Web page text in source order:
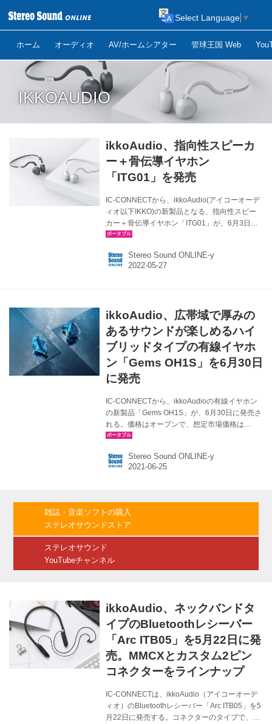
ホーム オーディオ AV/ホームシアター 管球王国 Web
Select Language ▼
IKKOAUDIO
ikkoAudio、指向性スピーカ
ー＋骨伝導イヤホン
「ITG01」を発売
IC-CONNECTから、ikkoAudio(アイコーオーデ
ィオ以下IKKO)の新製品となる、指向性スピー
カー＋骨伝導イヤホン「ITG01」が、6月3日に
発売される。価格はオープンで、想定市場価格
プンイヤーデザインのBluetoothイヤホン。指向
性スピーカー＋骨伝導技術の採用にて、音漏れ
し、安定した接続と低遅延も可能に。さらに
IPX6相当の耐水機能も備え、アクティブな用途
での汗や雨への対応度...
Stereo Sound ONLINE-y
ikkoAudio、広帯域で厚みの
あるサウンドが楽しめるハイ
ブリッドタイプの有線イヤホ
ン「Gems OH1S」を6月30日
に発売
IC-CONNECTから、ikkoAudioの有線イヤホン
の新製品「Gems OH1S」が、6月30日に発売さ
れる。価格はオープンで、想定市場価格は
￥23,000前後。 Gems OH1Sは、イヤーモニタ
感を目指したイヤホン。バランスド・アーマチ
ュア（BA）とダイナミック型の2種類のドライ
せており、これは内部の音響空間を理想的な状
態にするためといい、そのために高精度な三次
Stereo Sound ONLINE-y
雑誌・音楽ソフトの購入
ステレオサウンドストア
ステレオサウンド
YouTubeチャンネル
ikkoAudio、ネックバンドタ
イプのBluetoothレシーバー
「Arc ITB05」を5月22日に発
売。MMCXとカスタム2ピン
コネクターをラインナップ
IC-CONNECTは、ikkoAudio（アイコーオーデ
ィオ）のBluetoothレシーバー「Arc ITB05」を5
月22日に発売する。コネクターのタイプで、